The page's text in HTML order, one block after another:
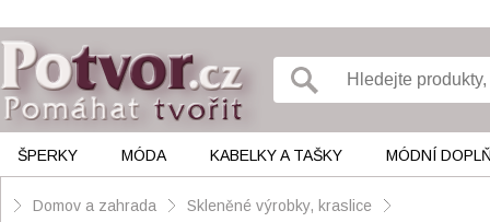
ŠPERKY MÓDA KABELKY A TAŠKY MÓDNÍ
Domov a zahrada Skleněné výrobky, kraslice